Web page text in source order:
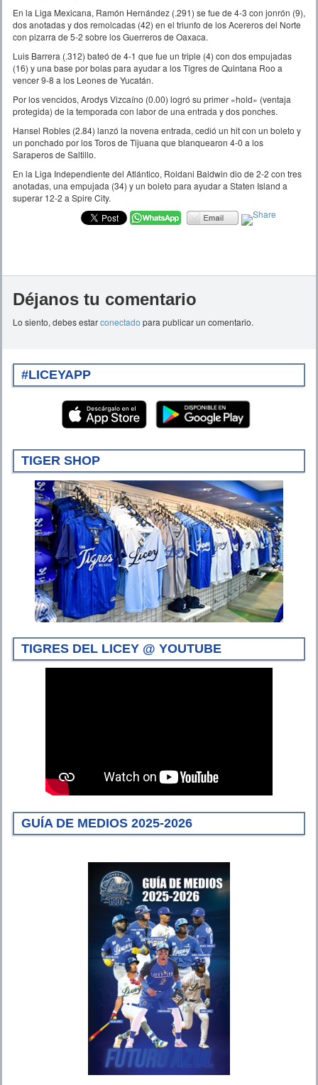
En la Liga Mexicana, Ramón Hernández (.291) se fue de 4-3 con jonrón (9),
dos anotadas y dos remolcadas (42) en el triunfo de los Acereros del Norte
con pizarra de 5-2 sobre los Guerreros de Oaxaca.
Luis Barrera (.312) bateó de 4-1 que fue un triple (4) con dos empujadas
(16) y una base por bolas para ayudar a los Tigres de Quintana Roo a
vencer 9-8 a los Leones de Yucatán.
Por los vencidos, Arodys Vizcaíno (0.00) logró su primer «hold» (ventaja
protegida) de la temporada con labor de una entrada y dos ponches.
Hansel Robles (2.84) lanzó la novena entrada, cedió un hit con un boleto y
un ponchado por los Toros de Tijuana que blanquearon 4-0 a los
Saraperos de Saltillo.
En la Liga Independiente del Atlántico, Roldani Baldwin dio de 2-2 con tres
anotadas, una empujada (34) y un boleto para ayudar a Staten Island a
superar 12-2 a Spire City.
Déjanos tu comentario
Lo siento, debes estarconectado para publicar un comentario.
#LICEYAPP
TIGER SHOP
TIGRES DEL LICEY @ YOUTUBE
GUÍA DE MEDIOS 2025-2026